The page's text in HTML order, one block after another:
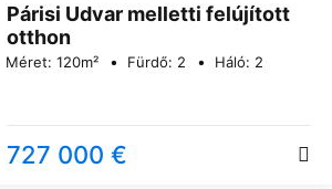
Párisi Udvar melletti felújított
otthon
Méret: 120m² Fürdő: 2 Háló: 2
727 000 €